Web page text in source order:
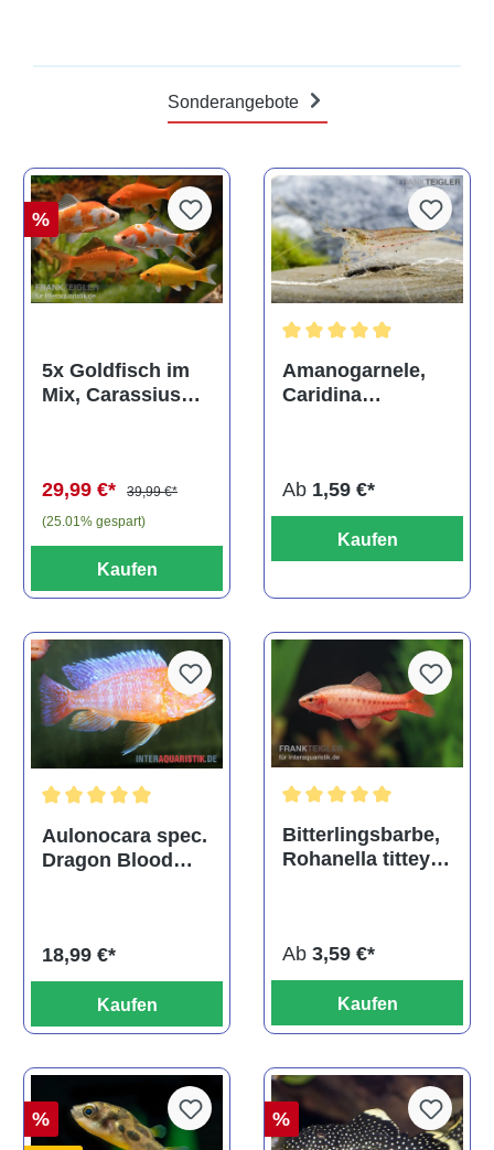
Sonderangebote
%
5x Goldfisch im
Mix, Carassius
29,99 €*
39,99 €*
(25.01% gespart)
Kaufen
Amanogarnele,
Caridina
Ab 1,59 €*
Kaufen
Durchschnittliche Bewertung von 5 von 5 Sternen
Aulonocara spec.
Dragon Blood
18,99 €*
Kaufen
Bitterlingsbarbe,
Rohanella titteya,
Ab 3,59 €*
Kaufen
%
%